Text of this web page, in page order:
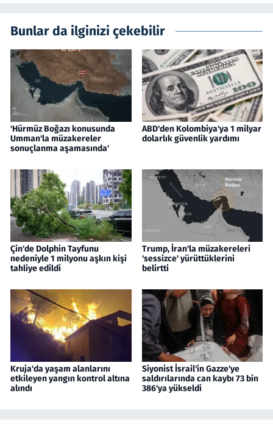
Bunlar da ilginizi çekebilir
'Hürmüz Boğazı konusunda
Umman'la müzakereler
sonuçlanma aşamasında'
ABD'den Kolombiya'ya 1 milyar
dolarlık güvenlik yardımı
Çin'de Dolphin Tayfunu
nedeniyle 1 milyonu aşkın kişi
tahliye edildi
Trump, İran'la müzakereleri
'sessizce' yürüttüklerini
belirtti
Kruja'da yaşam alanlarını
etkileyen yangın kontrol altına
alındı
Siyonist İsrail'in Gazze'ye
saldırılarında can kaybı 73 bin
386'ya yükseldi